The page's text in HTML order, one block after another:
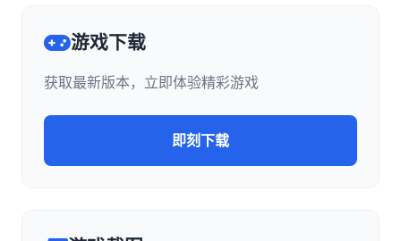
游戏下载
获取最新版本，立即体验精彩游戏
即刻下载